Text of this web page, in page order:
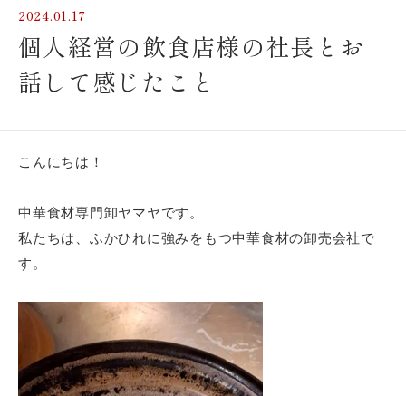
飲食店様、大学・専門学校様、
卸売店
メールフォームからの
お問い合わせ
2024.01.17
個人経営の飲食店様の社長とお
話して感じたこと
こんにちは！
中華食材専門卸ヤマヤです。
私たちは、ふかひれに強みをもつ中華食材の卸売会社で
す。